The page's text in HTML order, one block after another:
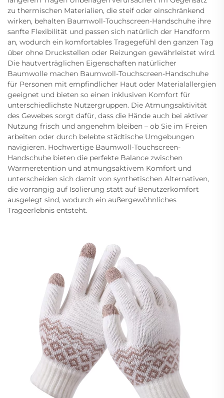
zu thermischen Materialien, die steif oder einschränkend
wirken, behalten Baumwoll-Touchscreen-Handschuhe ihre
sanfte Flexibilität und passen sich natürlich der Handform
an, wodurch ein komfortables Tragegefühl den ganzen Tag
über ohne Druckstellen oder Reizungen gewährleistet wird.
Die hautverträglichen Eigenschaften natürlicher
Baumwolle machen Baumwoll-Touchscreen-Handschuhe
für Personen mit empfindlicher Haut oder Materialallergien
geeignet und bieten so einen inklusiven Komfort für
unterschiedlichste Nutzergruppen. Die Atmungsaktivität
des Gewebes sorgt dafür, dass die Hände auch bei aktiver
Nutzung frisch und angenehm bleiben – ob Sie im Freien
arbeiten oder durch belebte städtische Umgebungen
navigieren. Hochwertige Baumwoll-Touchscreen-
Handschuhe bieten die perfekte Balance zwischen
Wärmeretention und atmungsaktivem Komfort und
unterscheiden sich damit von synthetischen Alternativen,
die vorrangig auf Isolierung statt auf Benutzerkomfort
ausgelegt sind, wodurch ein außergewöhnliches
Trageerlebnis entsteht.